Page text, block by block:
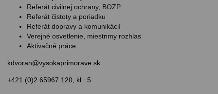
Referát civilnej ochrany, BOZP
Referát čistoty a poriadku
Referát dopravy a komunikácií
Verejné osvetlenie, miestnmy rozhlas
Aktivačné práce
kdvoran@vysokaprimorave.sk
+421 (0)2 65967 120, kl.: 5